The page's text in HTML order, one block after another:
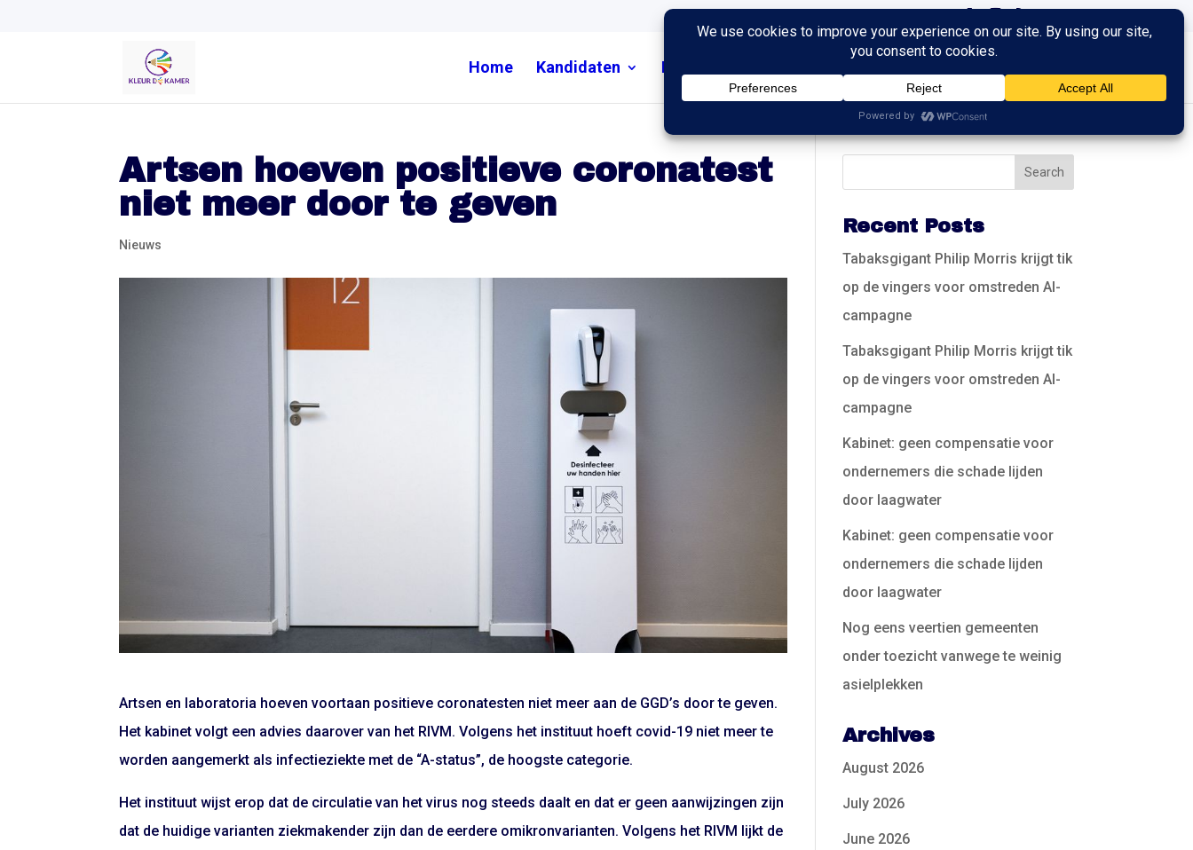
Home Kandidaten Nieuws
Artsen hoeven positieve coronatest
niet meer door te geven
Nieuws
Artsen en laboratoria hoeven voortaan positieve coronatesten niet meer aan de GGD’s door te geven.
Het kabinet volgt een advies daarover van het RIVM. Volgens het instituut hoeft covid-19 niet meer te
worden aangemerkt als infectieziekte met de “A-status”, de hoogste categorie.
Het instituut wijst erop dat de circulatie van het virus nog steeds daalt en dat er geen aanwijzingen zijn
dat de huidige varianten ziekmakender zijn dan de eerdere omikronvarianten. Volgens het RIVM lijkt de
Recent Posts
Tabaksgigant Philip Morris krijgt tik
op de vingers voor omstreden AI-
campagne
Tabaksgigant Philip Morris krijgt tik
op de vingers voor omstreden AI-
campagne
Kabinet: geen compensatie voor
ondernemers die schade lijden
door laagwater
Kabinet: geen compensatie voor
ondernemers die schade lijden
door laagwater
Nog eens veertien gemeenten
onder toezicht vanwege te weinig
asielplekken
Archives
August 2026
July 2026
June 2026